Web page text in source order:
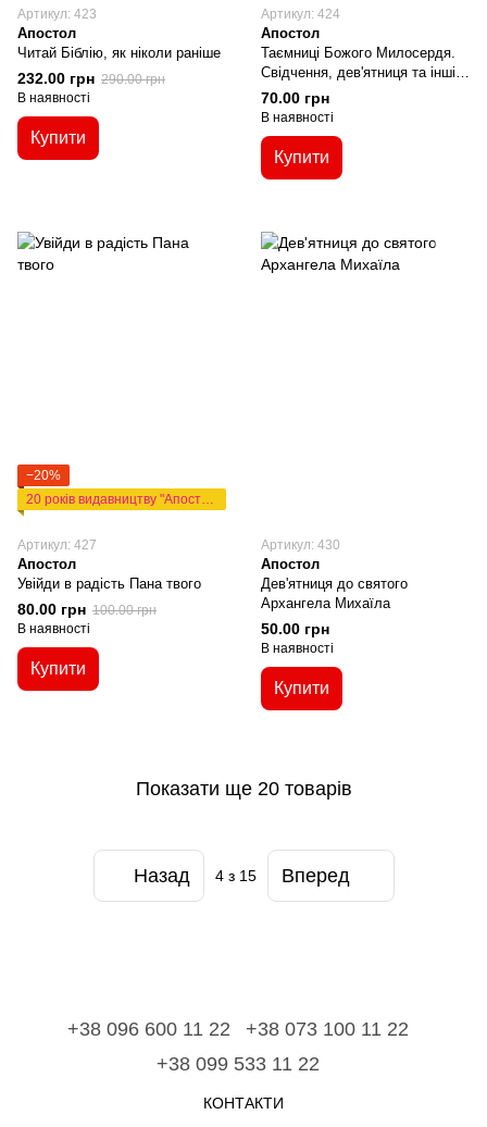
Артикул: 423
Апостол
Читай Біблію, як ніколи раніше
232.00 грн 290.00 грн
В наявності
Купити
Артикул: 424
Апостол
Таємниці Божого Милосердя.
Свідчення, дев'ятниця та інші
молитви
70.00 грн
В наявності
Купити
−20%
20 років видавництву "Апостол"
Артикул: 427
Апостол
Увійди в радість Пана твого
80.00 грн 100.00 грн
В наявності
Купити
Артикул: 430
Апостол
Дев'ятниця до святого
Архангела Михаїла
50.00 грн
В наявності
Купити
Показати ще 20 товарів
Назад 4з 15 Вперед
+38 096 600 11 22
+38 073 100 11 22
+38 099 533 11 22
КОНТАКТИ